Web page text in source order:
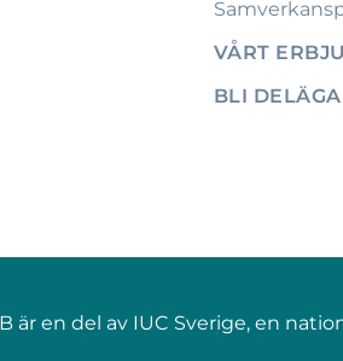
VÅRT
BLI
är en del av IUC Sverige, en